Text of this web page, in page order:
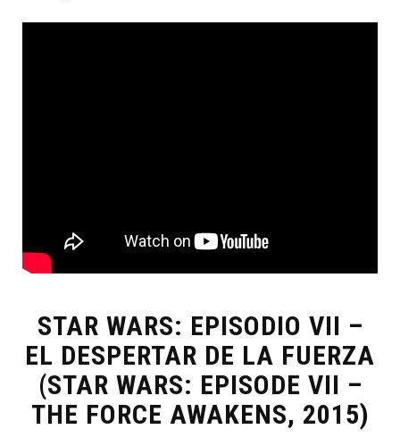
STAR WARS: EPISODIO VII –
EL DESPERTAR DE LA FUERZA
(STAR WARS: EPISODE VII –
THE FORCE AWAKENS, 2015)